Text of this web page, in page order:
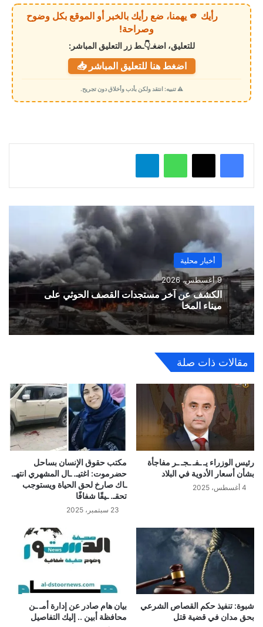
ي
ا
م
ي
رأيك 🫵 يهمنا، ضع رأيك بالخبر أو الموقع بكل وضوح
وصراحة!
للتعليق، اضغـ👇ـط زر التعليق المباشر:
اضغط هنا للتعليق المباشر 📥
⚠️ تنبيه: انتقد ولكن بأدب وأخلاق دون تجريح.
واتساب
أخبار محلية
9 أغسطس، 2026
الكشف عن آخر مستجدات القصف الحوثي على
ميناء المخا
مقالات ذات صلة
رئيس الوزراء يـ ـفـ ـجـ ـر مفاجأة
بشأن أسعار الأدوية في البلاد
4 أغسطس، 2025
مكتب حقوق الإنسان بساحل
حضرموت: اغتيـ. ـال المشهري انتهـ.
ـاك صارخ لحق الحياة ويستوجب
تحقـ. ـيقًا شفافًا
23 سبتمبر، 2025
شبوة: تنفيذ حكم القصاص الشرعي
بحق مدان في قضية قتل
بيان هام صادر عن إدارة أمـ ـن
محافظة أبين .. إليك التفاصيل